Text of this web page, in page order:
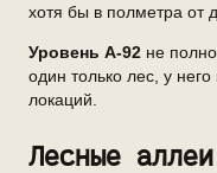
хотя бы в полметра от
Уровень А-92 не
один только лес, у
локаций.
Лесные аллеи